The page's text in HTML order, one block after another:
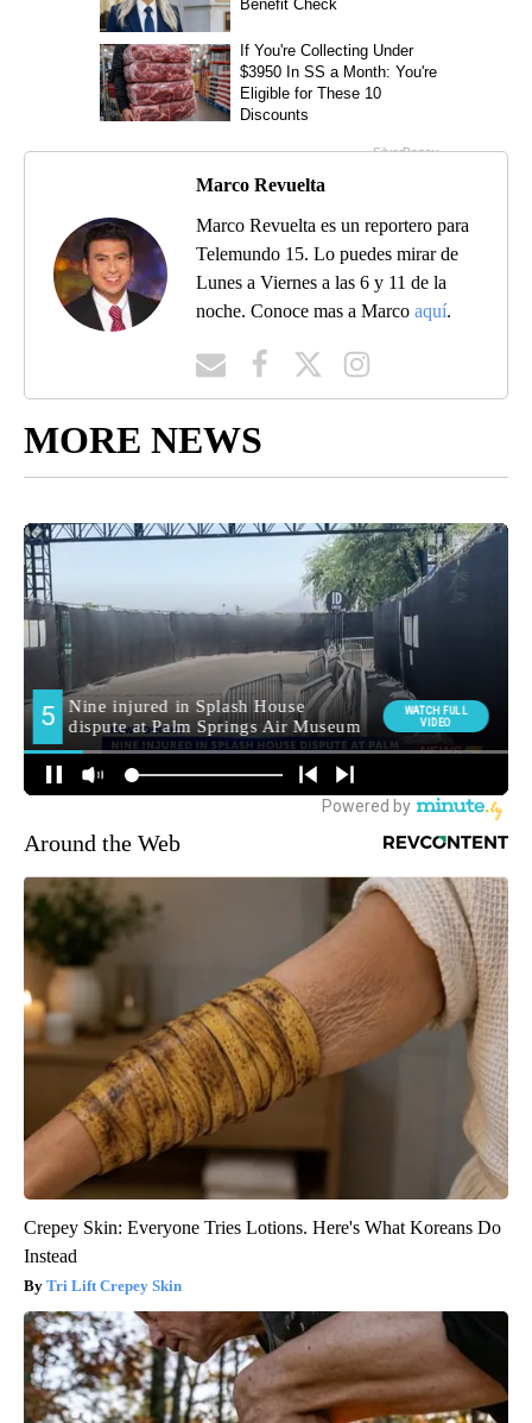
Marco Revuelta
Marco Revuelta es un reportero para
Telemundo 15. Lo puedes mirar de
Lunes a Viernes a las 6 y 11 de la
noche. Conoce mas a Marco aquí.
MORE NEWS
Around the Web
Crepey Skin: Everyone Tries Lotions. Here's What Koreans Do
Instead
Tri Lift Crepey Skin